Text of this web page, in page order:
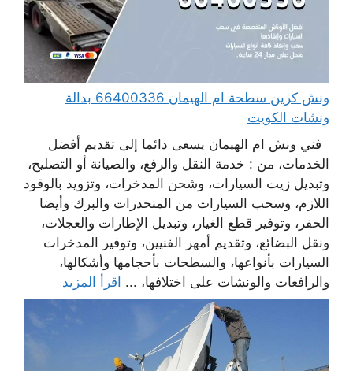
ونش كرين سطحة ام الهيمان 66400336 بدالة
ونشات الكويت
فني ونش ام الهيمان يسعى دائما إلى تقديم أفضل
الخدمات، من : خدمة النقل والرفع، والصيانة أو التصليح،
وتبديل زيت السيارات، وشحن المدخرات، وتزويد بالوقود
اللازم، وسحب السيارات من المنحدرات والبرك وأيضا
الحفر، وتوفير قطع الغيار، وتبديل الإطارات والعجلات،
ونقل البضائع، وتقديم أمهر الفنيين، وتوفير المدخرات
السيارات بأنواعها، والسطحات بأحجامها وأشكالها،
والرافعات والونشات على اختلافها، ... اقرأ المزيد